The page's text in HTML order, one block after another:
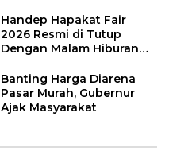
Handep Hapakat Fair
2026 Resmi di Tutup
Dengan Malam Hiburan
Banting Harga Diarena
Pasar Murah, Gubernur
Ajak Masyarakat